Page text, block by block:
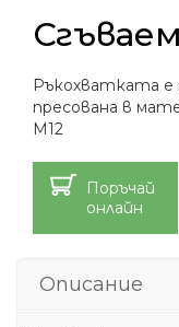
Ръкохватката е
пресована в
М12
Поръчай
онлайн
Описание